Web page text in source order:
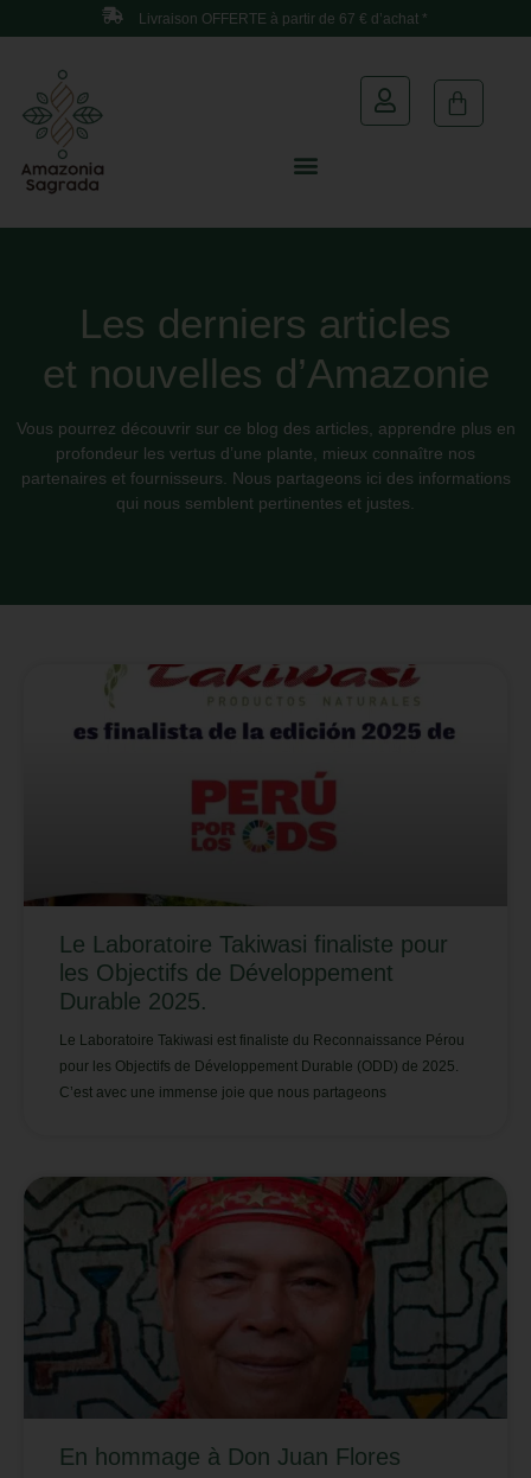
Livraison OFFERTE à partir de 67 € d’achat *
Les derniers articles
et nouvelles d’Amazonie
Vous pourrez découvrir sur ce blog des articles, apprendre plus en
profondeur les vertus d’une plante, mieux connaître nos
partenaires et fournisseurs. Nous partageons ici des informations
qui nous semblent pertinentes et justes.
Le Laboratoire Takiwasi finaliste pour
les Objectifs de Développement
Durable 2025.
Le Laboratoire Takiwasi est finaliste du Reconnaissance Pérou
pour les Objectifs de Développement Durable (ODD) de 2025.
C’est avec une immense joie que nous partageons
En hommage à Don Juan Flores